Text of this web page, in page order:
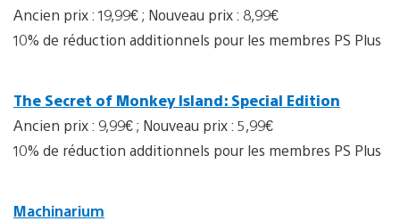
Ancien prix : 19,99€ ; Nouveau prix : 8,99€
10% de réduction additionnels pour les membres PS Plus
The Secret of Monkey Island: Special Edition
Ancien prix : 9,99€ ; Nouveau prix : 5,99€
10% de réduction additionnels pour les membres PS Plus
Machinarium